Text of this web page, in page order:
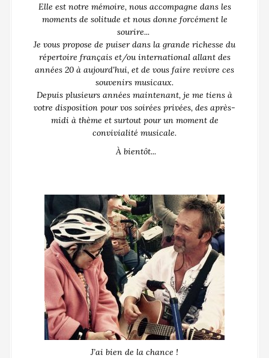
Elle est notre mémoire, nous accompagne dans les
moments de solitude et nous donne forcément le
sourire...
Je vous propose de puiser dans la grande richesse du
répertoire français et/ou international allant des
années 20 à aujourd'hui, et de vous faire revivre ces
souvenirs musicaux.
Depuis plusieurs années maintenant, je me tiens à
votre disposition pour vos soirées privées, des après-
midi à thème et surtout pour un moment de
convivialité musicale.
À bientôt...
J’ai bien de la chance !